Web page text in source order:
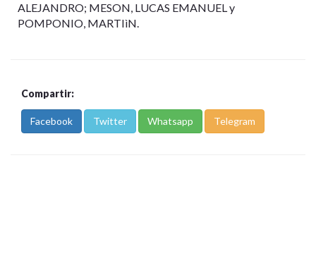
ALEJANDRO; MESON, LUCAS EMANUEL y
POMPONIO, MARTIìN.
Compartir:
Facebook Twitter Whatsapp Telegram